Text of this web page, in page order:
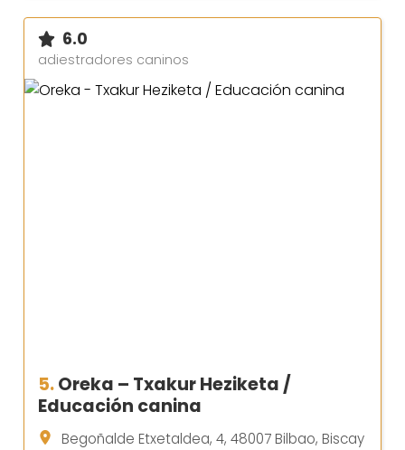
6.0
adiestradores caninos
5.Oreka – Txakur Heziketa /
Educación canina
Begoñalde Etxetaldea, 4, 48007 Bilbao, Biscay